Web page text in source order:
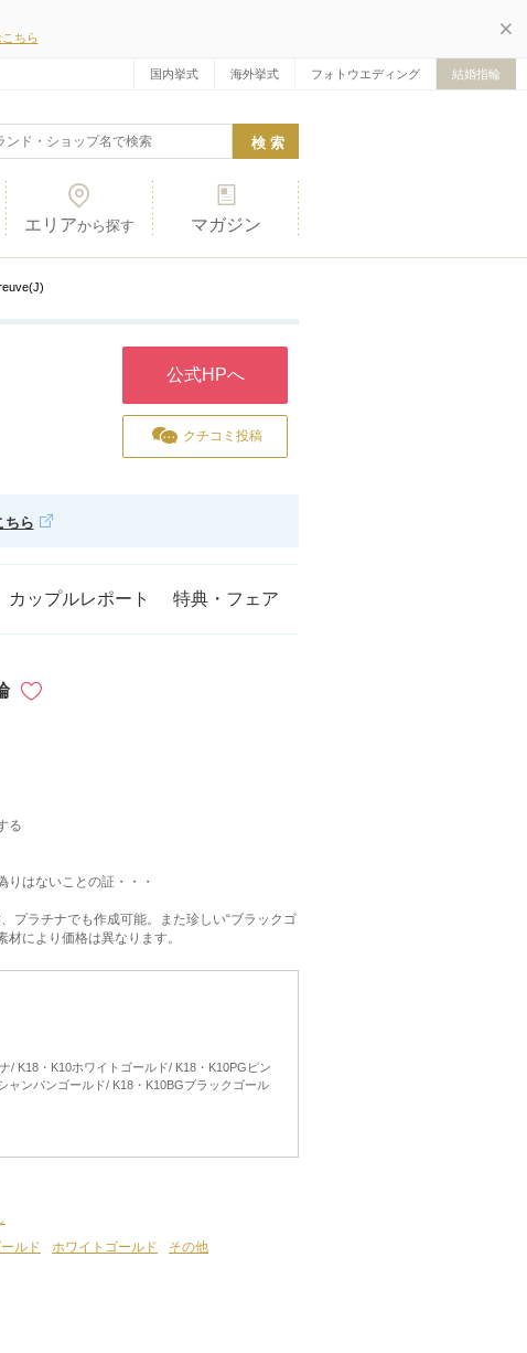
ちら
国内挙式 海外挙式 フォトウエディング 結婚指輪
エリアから探す マガジン
公式HPへ
クチコミ投稿
ちら
カップルレポート 特典・フェア
る
はないことの証・・・
プラチナでも作成可能。また珍しい“ブラックゴ
材により価格は異なります。
/ K18・K10ホワイトゴールド/ K18・K10PGピン
ャンパンゴールド/ K18・K10BGブラックゴール
ルド ホワイトゴールド
その他